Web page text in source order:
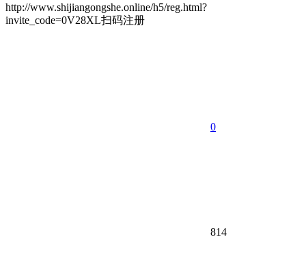
http://www.shijiangongshe.online/h5/reg.html?
invite_code=0V28XL扫码注册
0
814